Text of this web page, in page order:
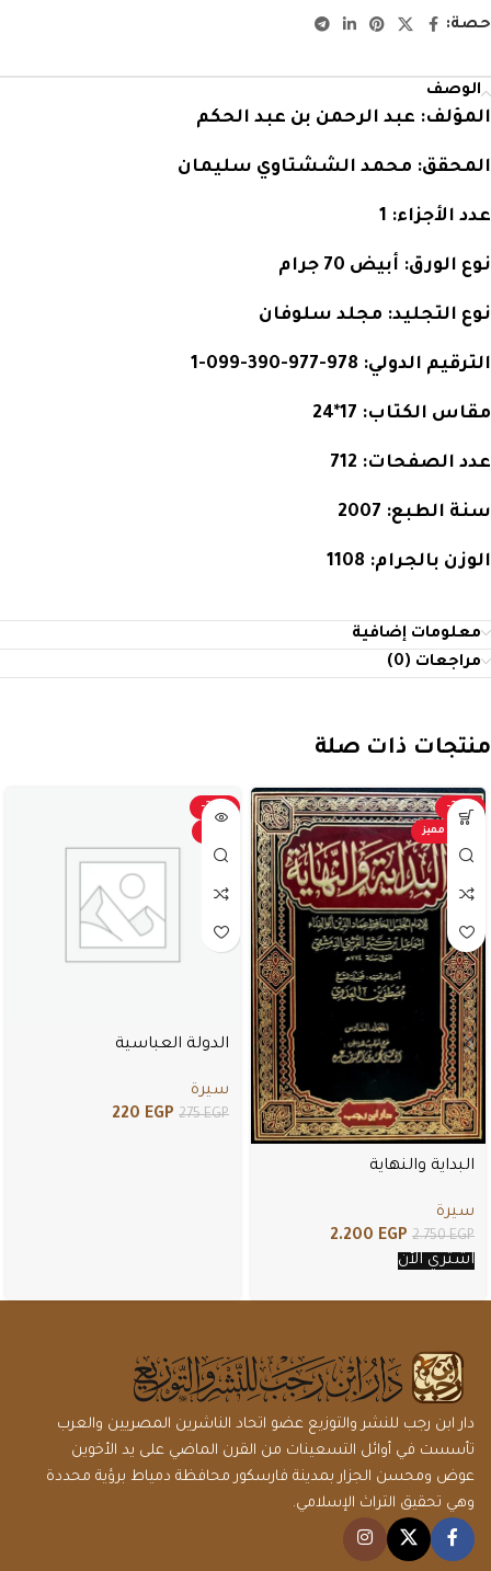
حصة:
الوصف
المؤلف: عبد الرحمن بن عبد الحكم
المحقق: محمد الششتاوي سليمان
عدد الأجزاء:
نوع الورق: أبيض 70 جرام
نوع التجليد: مجلد سلوفان
الترقيم الدولي:
مقاس الكتاب:
عدد الصفحات:
سنة الطبع:
الوزن بالجرام:
معلومات إضافية
مراجعات (0)
منتجات ذات صلة
-20%
عرض مميز
البداية والنهاية
سيرة
2.750EGP
2.200 EGP
اشتري الأن
-20%
الدولة العباسية
سيرة
275EGP
220 EGP
دار ابن رجب للنشر والتوزيع عضو اتحاد الناشرين المصريين والعرب
تأسست في أوائل التسعينات من القرن الماضي على يد الأخوين
عوض ومحسن الجزار بمدينة فارسكور محافظة دمياط برؤية محددة
وهي تحقيق التراث الإسلامي.